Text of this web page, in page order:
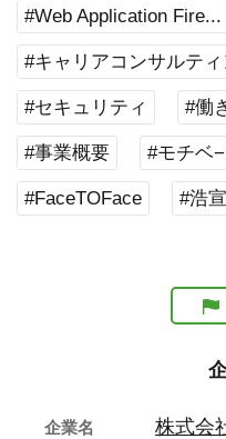
#Web Application Fire...
#キャリアコンサルテ
#セキュリティ #働
#事業概要 #モチベ
#FaceTOFace #浩宣
企業名 株式会